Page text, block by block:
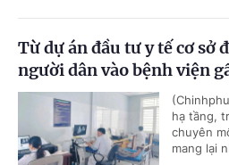
Từ dự án đầu tư y tế cơ sở
người dân vào bệnh viện
hạ tầng,
chuyên
mang lại